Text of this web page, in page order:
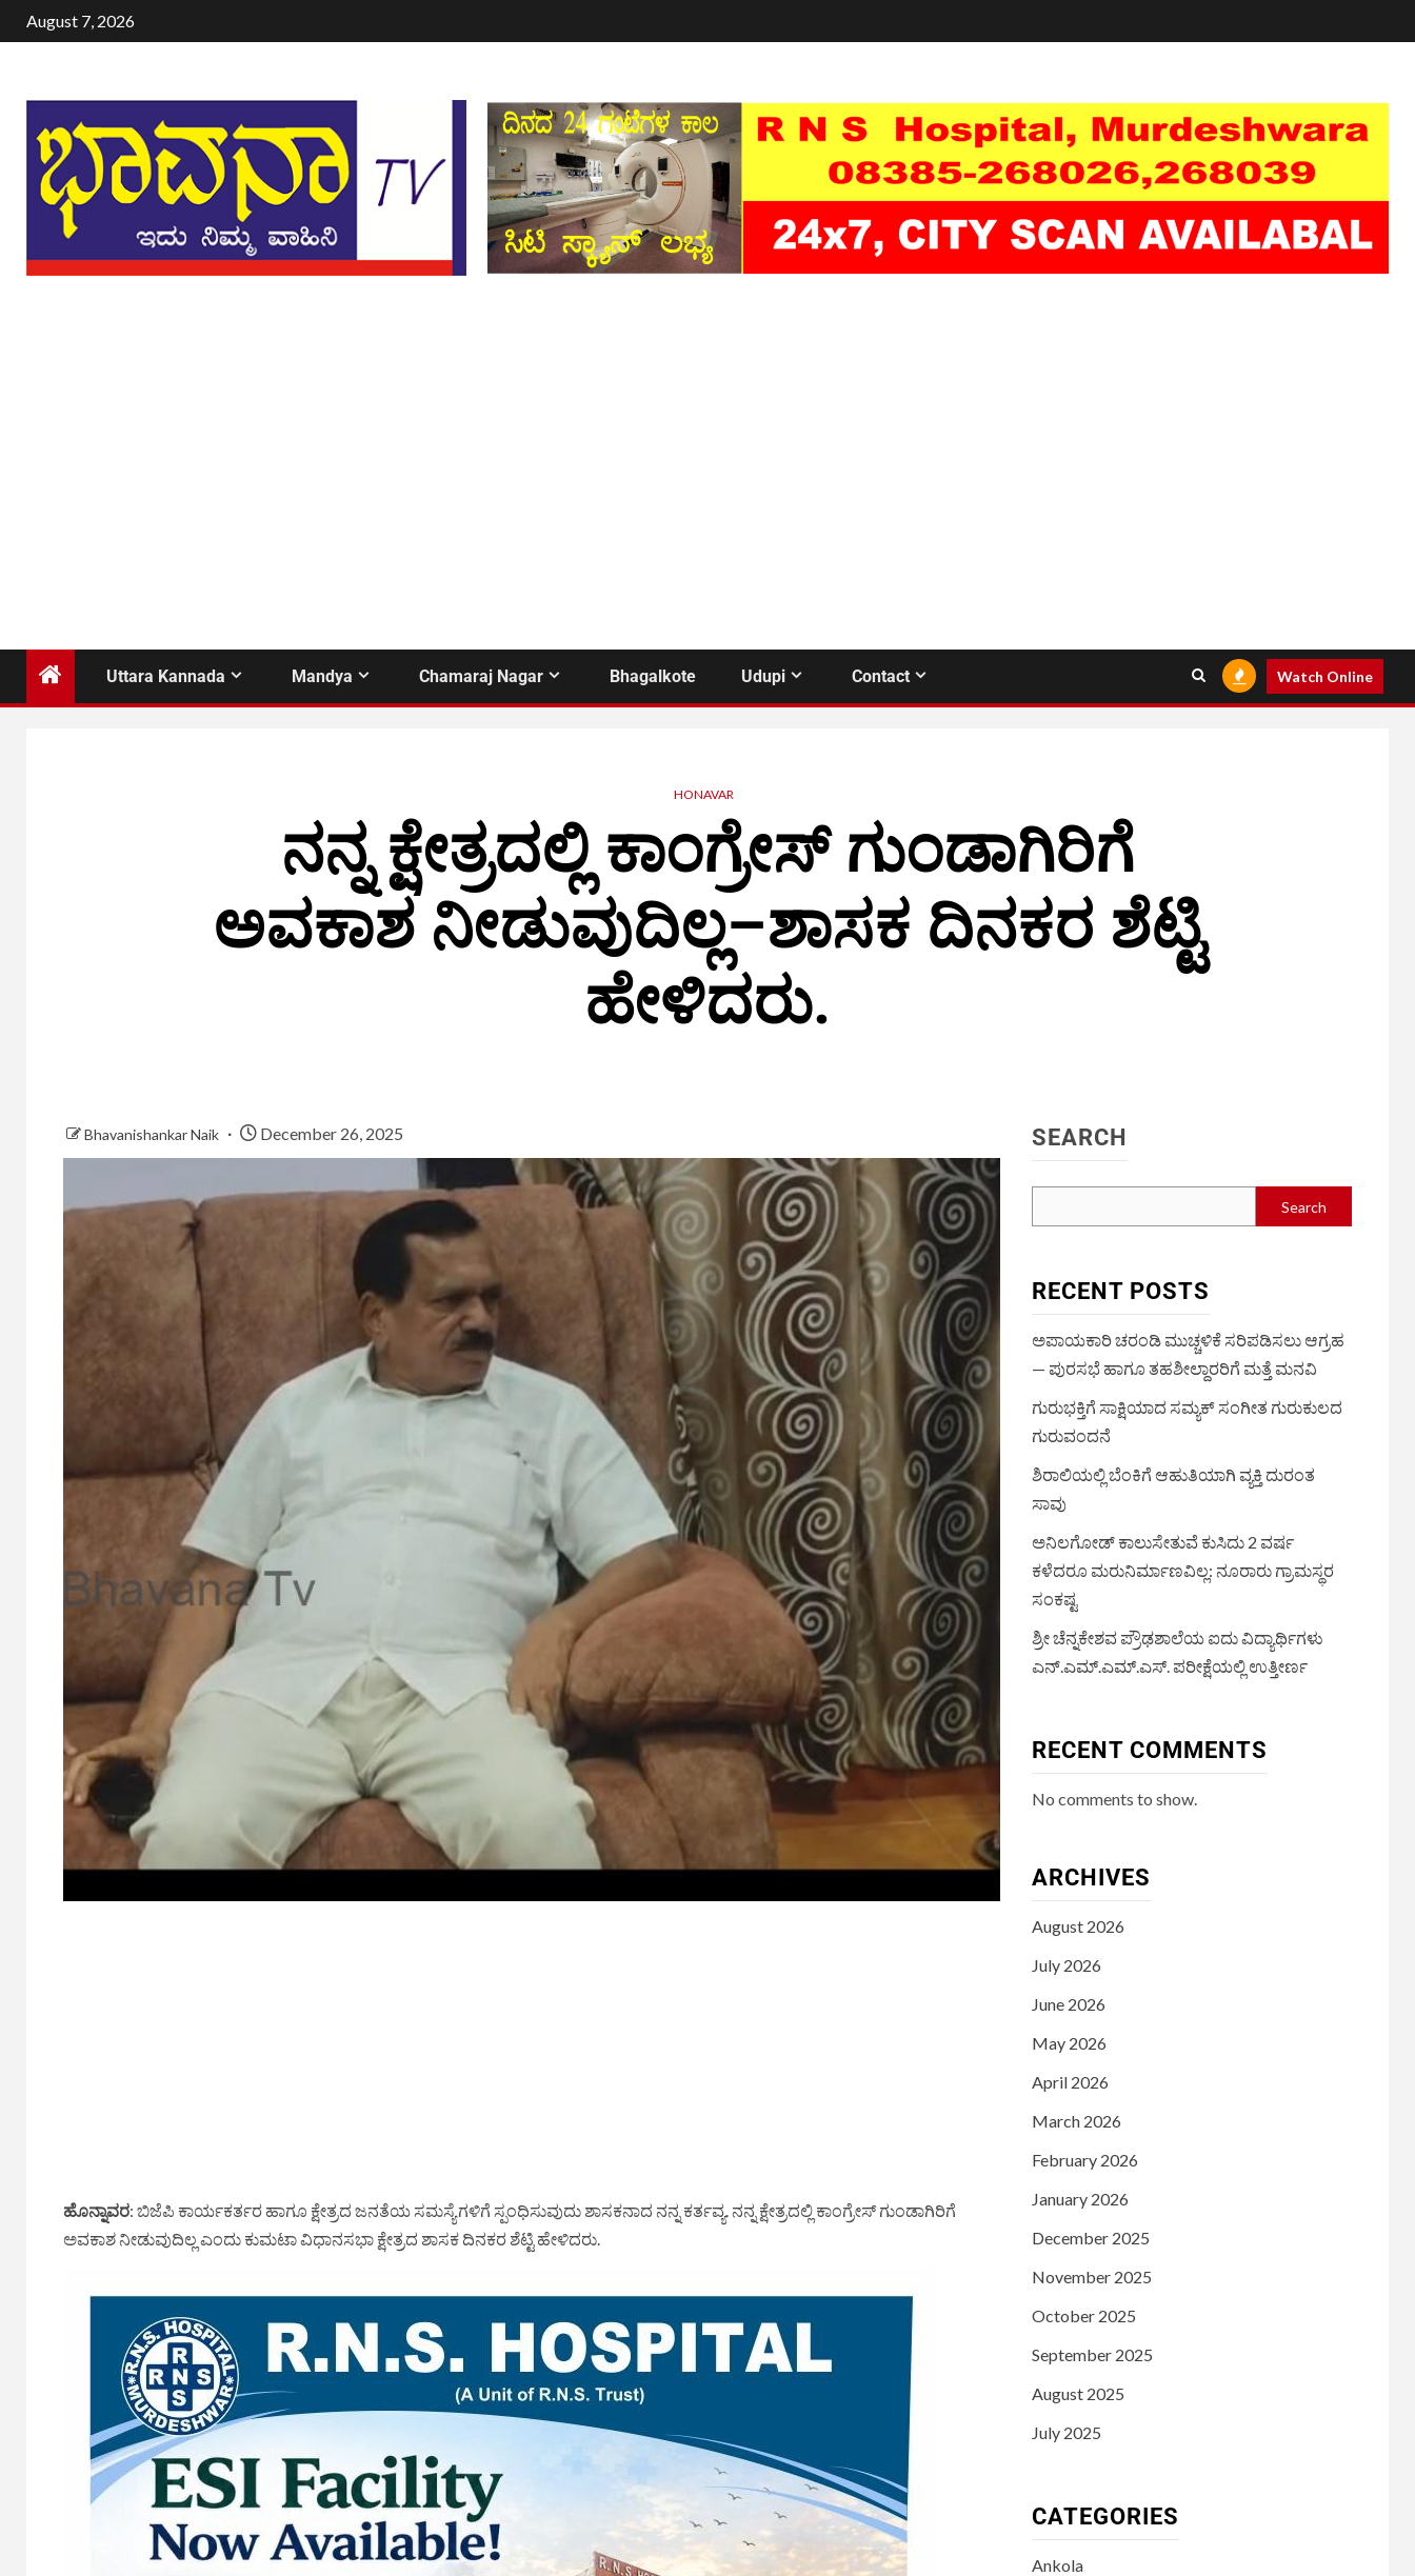
August 7, 2026
Uttara Kannada Mandya Chamaraj Nagar Bhagalkote Udupi Contact Watch Online
HONAVAR
ನನ್ನ ಕ್ಷೇತ್ರದಲ್ಲಿ ಕಾಂಗ್ರೇಸ್ ಗುಂಡಾಗಿರಿಗೆ
ಅವಕಾಶ ನೀಡುವುದಿಲ್ಲ–ಶಾಸಕ ದಿನಕರ ಶೆಟ್ಟಿ
ಹೇಳಿದರು.
Bhavanishankar Naik December 26, 2025
ಹೊನ್ನಾವರ: ಬಿಜೆಪಿ ಕಾರ್ಯಕರ್ತರ ಹಾಗೂ ಕ್ಷೇತ್ರದ ಜನತೆಯ ಸಮಸ್ಯೆಗಳಿಗೆ ಸ್ಪಂಧಿಸುವುದು ಶಾಸಕನಾದ ನನ್ನ ಕರ್ತವ್ಯ. ನನ್ನ ಕ್ಷೇತ್ರದಲ್ಲಿ ಕಾಂಗ್ರೇಸ್ ಗುಂಡಾಗಿರಿಗೆ
ಅವಕಾಶ ನೀಡುವುದಿಲ್ಲ ಎಂದು ಕುಮಟಾ ವಿಧಾನಸಭಾ ಕ್ಷೇತ್ರದ ಶಾಸಕ ದಿನಕರ ಶೆಟ್ಟಿ ಹೇಳಿದರು.
SEARCH
Search
RECENT POSTS
ಅಪಾಯಕಾರಿ ಚರಂಡಿ ಮುಚ್ಚಳಿಕೆ ಸರಿಪಡಿಸಲು ಆಗ್ರಹ
— ಪುರಸಭೆ ಹಾಗೂ ತಹಶೀಲ್ದಾರರಿಗೆ ಮತ್ತೆ ಮನವಿ
ಗುರುಭಕ್ತಿಗೆ ಸಾಕ್ಷಿಯಾದ ಸಮ್ಯಕ್ ಸಂಗೀತ ಗುರುಕುಲದ
ಗುರುವಂದನೆ
ಶಿರಾಲಿಯಲ್ಲಿ ಬೆಂಕಿಗೆ ಆಹುತಿಯಾಗಿ ವ್ಯಕ್ತಿ ದುರಂತ
ಸಾವು
ಅನಿಲಗೋಡ್ ಕಾಲುಸೇತುವೆ ಕುಸಿದು 2 ವರ್ಷ
ಕಳೆದರೂ ಮರುನಿರ್ಮಾಣವಿಲ್ಲ: ನೂರಾರು ಗ್ರಾಮಸ್ಥರ
ಸಂಕಷ್ಟ
ಶ್ರೀ ಚೆನ್ನಕೇಶವ ಪ್ರೌಢಶಾಲೆಯ ಐದು ವಿದ್ಯಾರ್ಥಿಗಳು
ಎನ್.ಎಮ್.ಎಮ್.ಎಸ್. ಪರೀಕ್ಷೆಯಲ್ಲಿ ಉತ್ತೀರ್ಣ
RECENT COMMENTS
No comments to show.
ARCHIVES
August 2026
July 2026
June 2026
May 2026
April 2026
March 2026
February 2026
January 2026
December 2025
November 2025
October 2025
September 2025
August 2025
July 2025
CATEGORIES
Ankola